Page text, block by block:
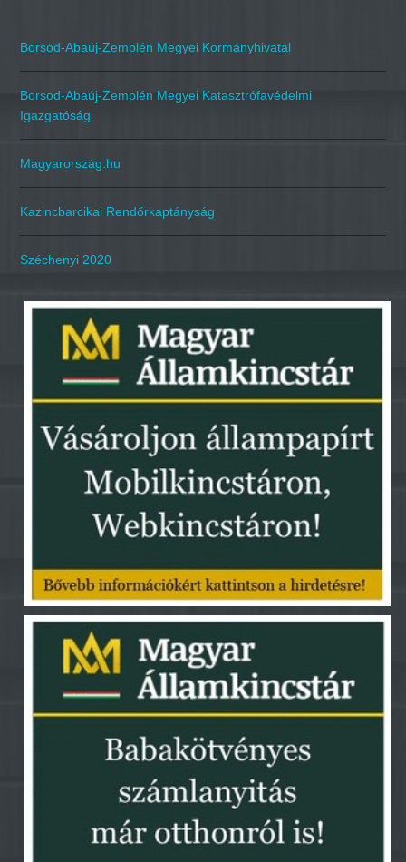
Borsod-Abaúj-Zemplén Megyei Kormányhivatal
Borsod-Abaúj-Zemplén Megyei Katasztrófavédelmi
Igazgatóság
Magyarország.hu
Kazincbarcikai Rendőrkaptányság
Széchenyi 2020